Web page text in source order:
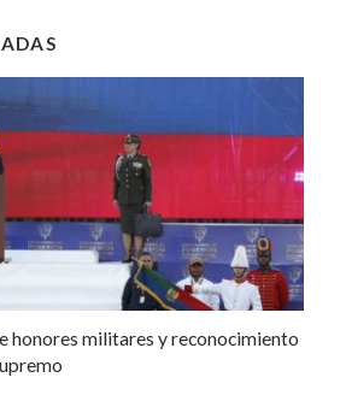
honores militares y reconocimiento